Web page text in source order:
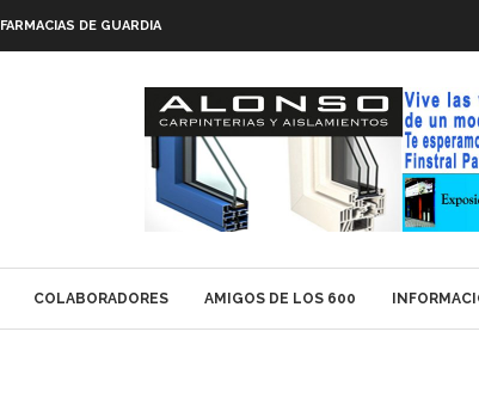
FARMACIAS DE GUARDIA
COLABORADORES AMIGOS DE LOS 600